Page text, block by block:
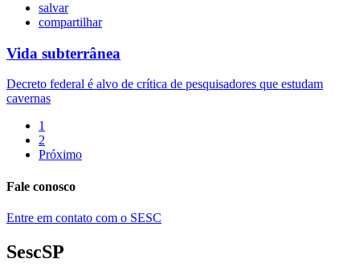
salvar
compartilhar
Vida subterrânea
Decreto federal é alvo de crítica de pesquisadores que estudam
cavernas
1
2
Próximo
Fale conosco
Entre em contato com o SESC
SescSP